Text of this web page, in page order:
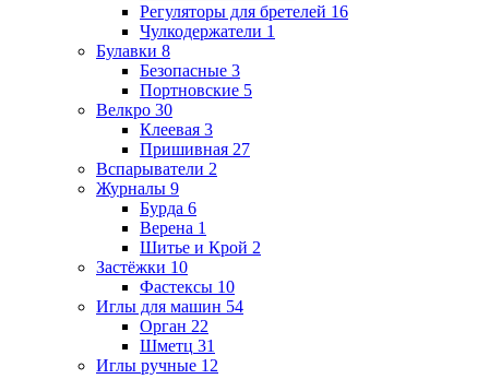
Регуляторы для бретелей 16
Чулкодержатели 1
Булавки 8
Безопасные 3
Портновские 5
Велкро 30
Клеевая 3
Пришивная 27
Вспарыватели 2
Журналы 9
Бурда 6
Верена 1
Шитье и Крой 2
Застёжки 10
Фастексы 10
Иглы для машин 54
Орган 22
Шметц 31
Иглы ручные 12